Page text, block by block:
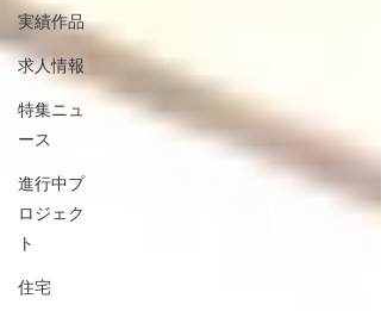
実績作品
求人情報
特集ニュ
ース
進行中プ
ロジェク
ト
住宅